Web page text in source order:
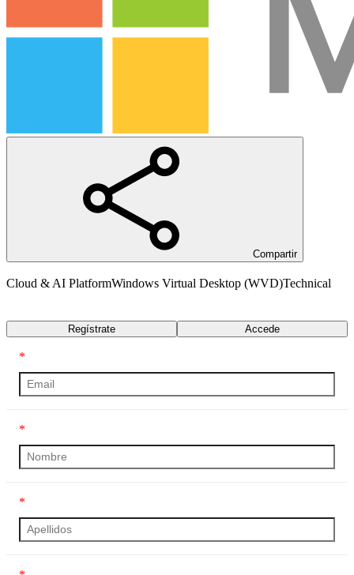
Compartir
Cloud & AI PlatformWindows Virtual Desktop (WVD)Technical
Regístrate Accede
*
*
*